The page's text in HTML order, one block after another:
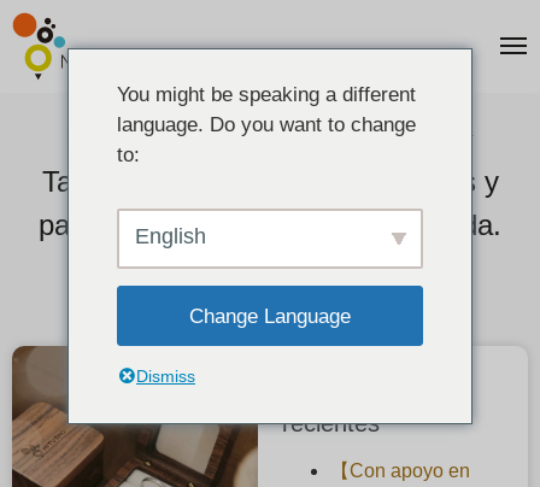
Nuevas texturas para Navidad☆
También hay disponibles estuches y
paños de joyería de edición limitada.
2022-10-28
recientes
【Con apoyo en
You might be speaking a different
language. Do you want to change
to:
English
Change Language
Dismiss